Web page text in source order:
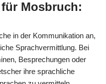
Mosbruch:
in der Kommunikation an,
Sprachvermittlung. Bei
Besprechungen oder
ihre sprachliche